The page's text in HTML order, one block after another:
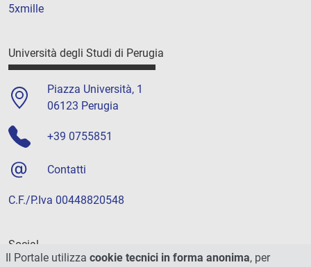
5xmille
Università degli Studi di Perugia
Piazza Università, 1
06123 Perugia
+39 0755851
Contatti
C.F./P.Iva 00448820548
Social
Il Portale utilizza cookie tecnici in forma anonima, per